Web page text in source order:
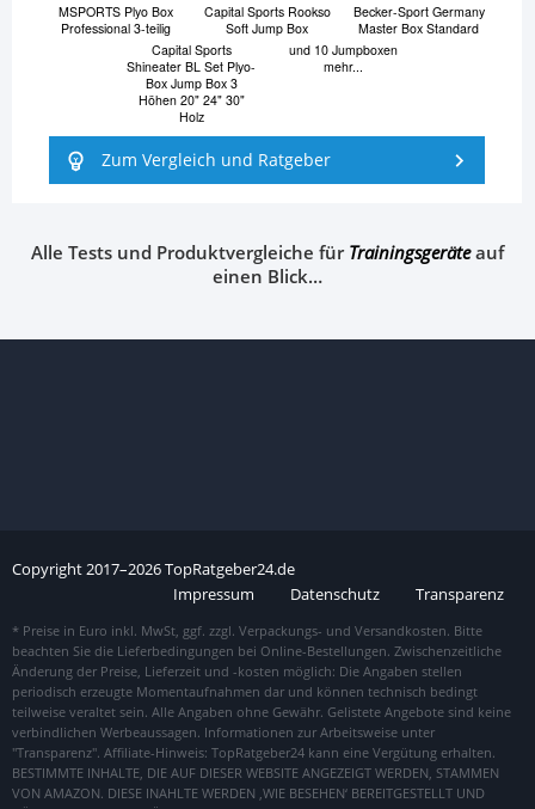
MSPORTS Plyo Box
Professional 3-teilig
Capital Sports Rookso
Soft Jump Box
Becker-Sport Germany
Master Box Standard
Capital Sports
Shineater BL Set Plyo-
Box Jump Box 3
Höhen 20" 24" 30"
Holz
und 10 Jumpboxen
mehr...
Zum Vergleich und Ratgeber
Alle Tests und Produktvergleiche fürTrainingsgeräteauf
einen Blick…
Copyright2017–2026TopRatgeber24.de
Impressum
Datenschutz Transparenz